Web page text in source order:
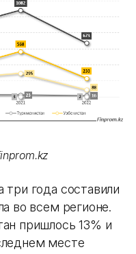
года составили
во всем регионе.
пришлось 13% и
месте